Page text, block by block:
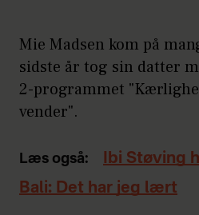
Mie Madsen kom på
sidste år tog sin datter
2-programmet
vender".
Læs også:
Ibi Støving
Bali: Det har jeg lært